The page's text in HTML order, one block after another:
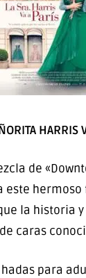
HARRIS
de
este
la historia
de caras
hadas para